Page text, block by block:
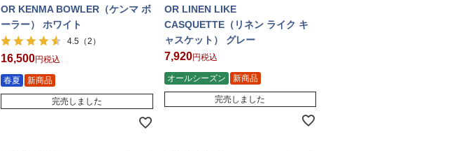
OR KENMA BOWLER（ケンマ ボ
ーラー） ホワイト
4.5 （2）
16,500 税込
春夏 新商品
完売しました
OR LINEN LIKE
CASQUETTE（リネン ライク キ
ャスケット） グレー
7,920 税込
オールシーズン 新商品
完売しました